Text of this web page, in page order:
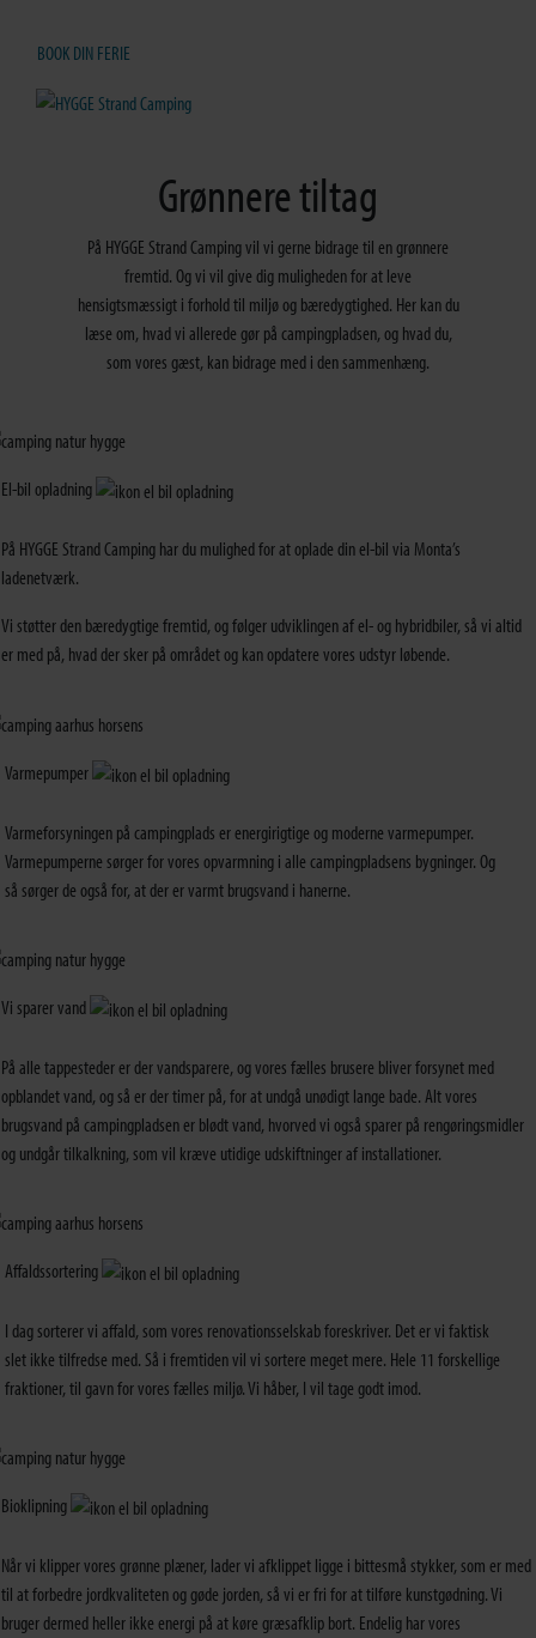
BOOK DIN FERIE
Grønnere tiltag
På HYGGE Strand Camping vil vi gerne bidrage til en grønnere
fremtid. Og vi vil give dig muligheden for at leve
hensigtsmæssigt i forhold til miljø og bæredygtighed. Her kan du
læse om, hvad vi allerede gør på campingpladsen, og hvad du,
som vores gæst, kan bidrage med i den sammenhæng.
El-bil opladning
På HYGGE Strand Camping har du mulighed for at oplade din el-bil via Monta’s
ladenetværk.
Vi støtter den bæredygtige fremtid, og følger udviklingen af el- og hybridbiler, så vi altid
er med på, hvad der sker på området og kan opdatere vores udstyr løbende.
Varmepumper
Varmeforsyningen på campingplads er energirigtige og moderne varmepumper.
Varmepumperne sørger for vores opvarmning i alle campingpladsens bygninger. Og
så sørger de også for, at der er varmt brugsvand i hanerne.
Vi sparer vand
På alle tappesteder er der vandsparere, og vores fælles brusere bliver forsynet med
opblandet vand, og så er der timer på, for at undgå unødigt lange bade. Alt vores
brugsvand på campingpladsen er blødt vand, hvorved vi også sparer på rengøringsmidler
og undgår tilkalkning, som vil kræve utidige udskiftninger af installationer.
Affaldssortering
I dag sorterer vi affald, som vores renovationsselskab foreskriver. Det er vi faktisk
slet ikke tilfredse med. Så i fremtiden vil vi sortere meget mere. Hele 11 forskellige
fraktioner, til gavn for vores fælles miljø. Vi håber, I vil tage godt imod.
Bioklipning
Når vi klipper vores grønne plæner, lader vi afklippet ligge i bittesmå stykker, som er med
til at forbedre jordkvaliteten og gøde jorden, så vi er fri for at tilføre kunstgødning. Vi
bruger dermed heller ikke energi på at køre græsafklip bort. Endelig har vores